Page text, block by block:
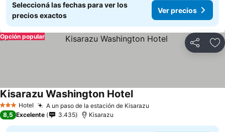
Seleccioná las fechas para ver los
precios exactos
Ver precios
Compartir
Opción popular
3 Estrellas
Hotel A un paso de la estación de Kisarazu
Kisarazu Washington Hotel
8,5 Excelente 3.435 Kisarazu